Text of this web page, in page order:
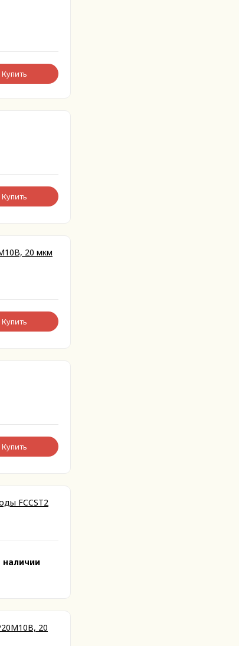
Купить
Купить
20 мкм
Купить
Купить
FCCST2
наличии
20